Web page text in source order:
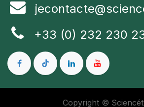
+33 (0) 232 230
Copyright ©